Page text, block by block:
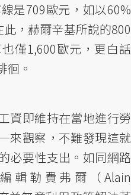
是709歐元，如以60%
，赫爾辛基所說的800
僅1,600歐元，更白話
徊。
即維持在當地進行勞
觀察，不難發現這就
必要性支出。如同網路
輯勒費弗爾（Alain